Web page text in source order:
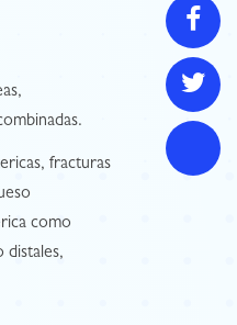
fracturas
como
distales,